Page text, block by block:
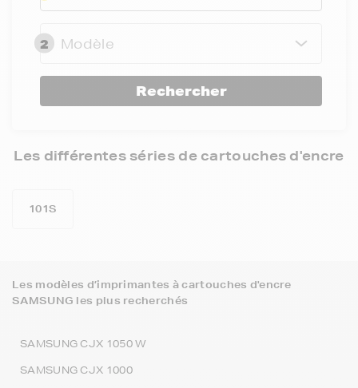
2 Modèle
Rechercher
Les différentes séries de cartouches d'encre
101S
Les modèles d’imprimantes à cartouches d'encre
SAMSUNG les plus recherchés
SAMSUNG CJX 1050 W
SAMSUNG CJX 1000